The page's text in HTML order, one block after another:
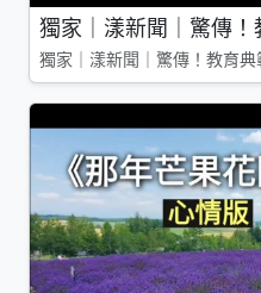
獨家｜漾新聞｜驚傳
獨家｜漾新聞｜驚傳！教育